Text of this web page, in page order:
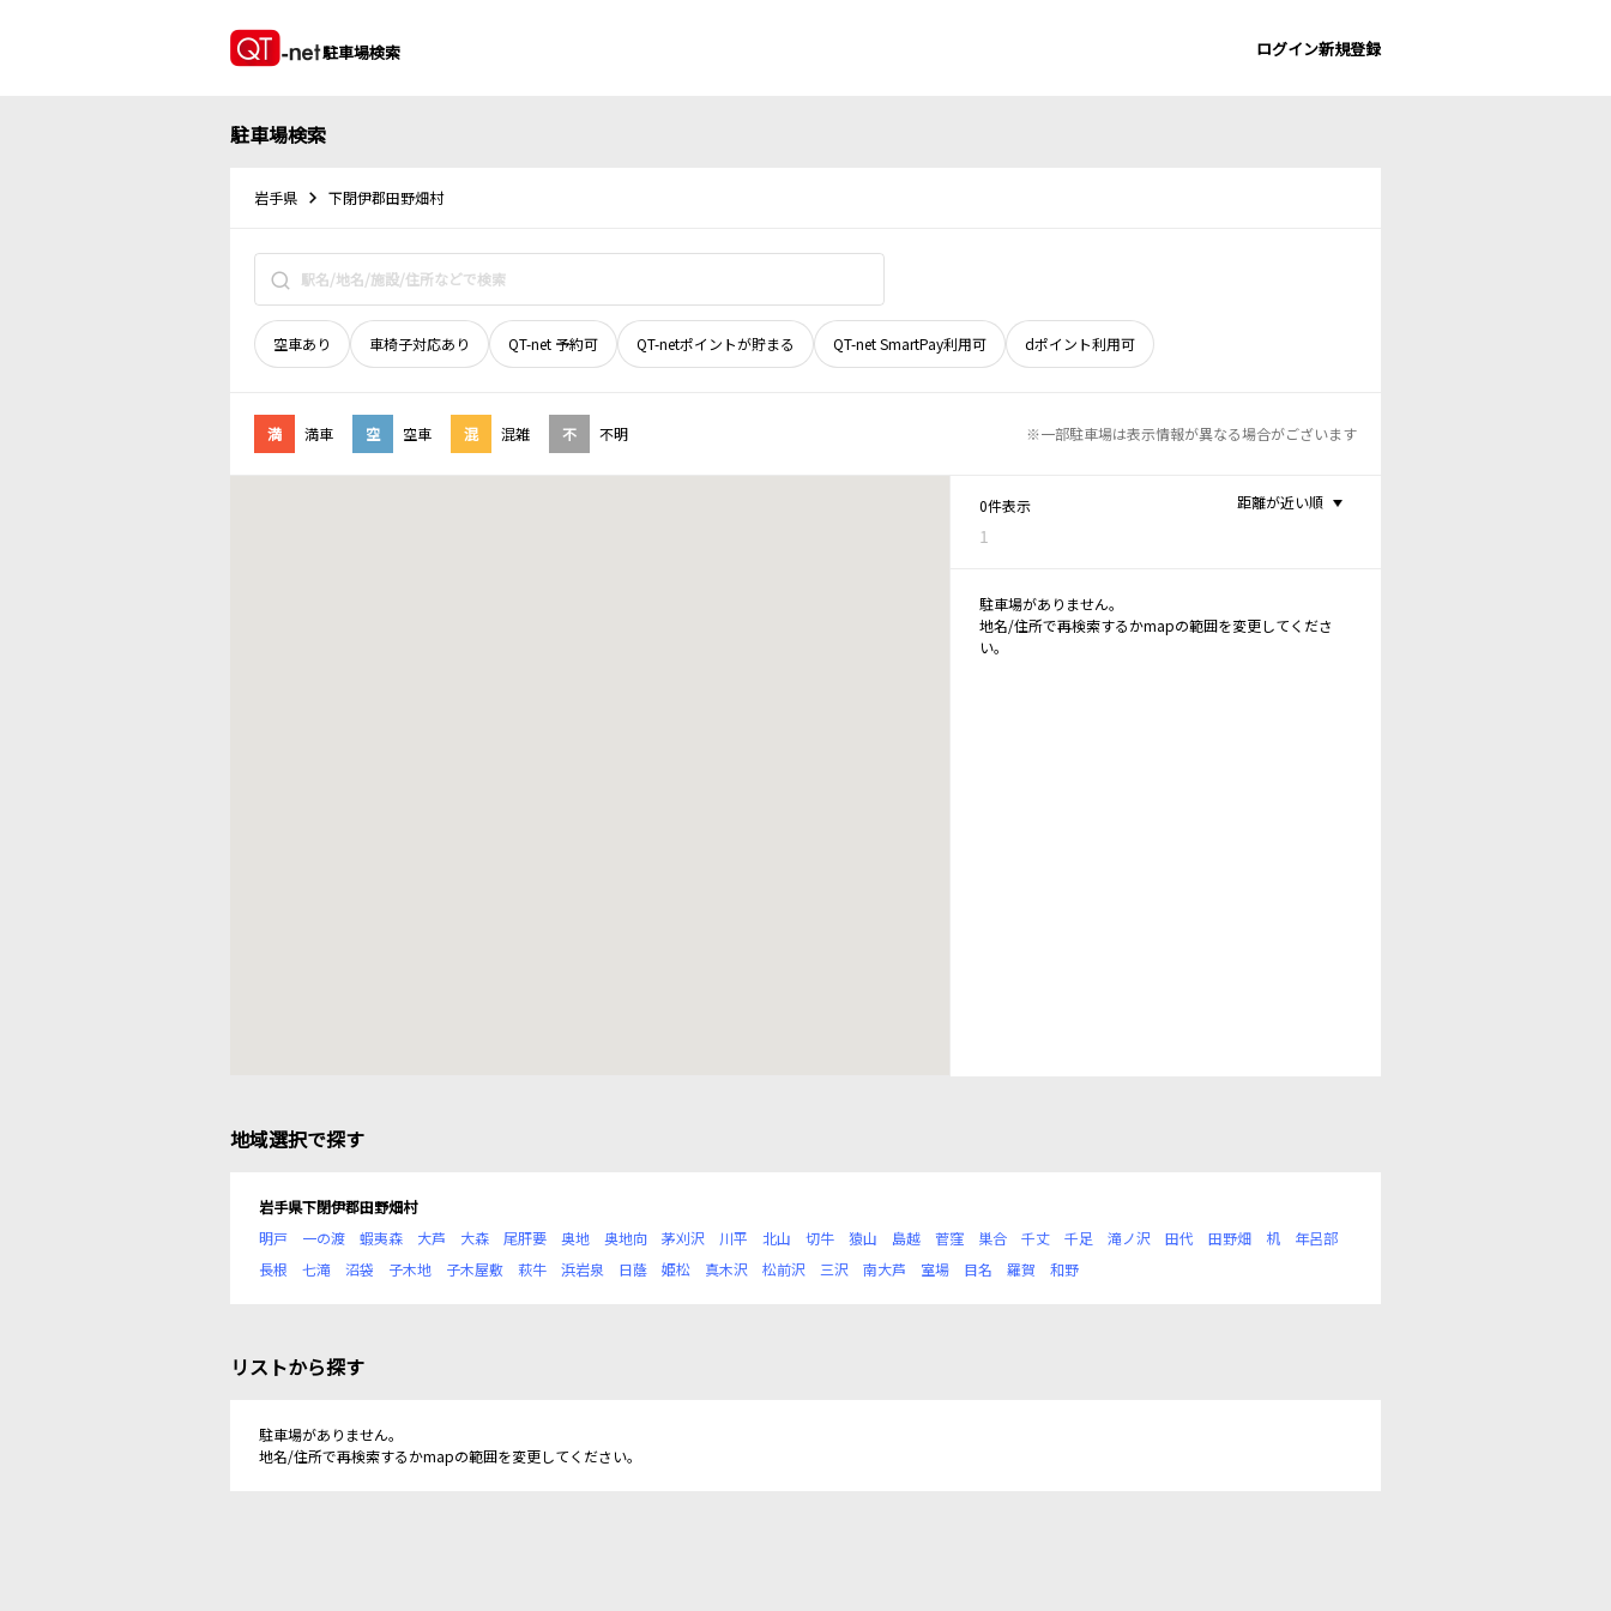
駐車場検索 ログイン新規登録
駐車場検索
岩手県 下閉伊郡田野畑村
空車あり 車椅子対応あり QT-net 予約可 QT-netポイントが貯まる QT-net SmartPay利用可 dポイント利用可
満 満車 空 空車 混 混雑 不 不明 ※一部駐車場は表示情報が異なる場合がございます
0件表示
1
距離が近い順
駐車場がありません。
地名/住所で再検索するかmapの範囲を変更してくださ
い。
地域選択で探す
岩手県下閉伊郡田野畑村
明戸
一の渡 蝦夷森 大芦 大森 尾肝要 奥地 奥地向 茅刈沢 川平 北山 切牛 猿山 島越 菅窪 巣合 千丈 千足 滝ノ沢 田代 田野畑 机
年呂部
長根
七滝 沼袋 子木地 子木屋敷 萩牛 浜岩泉 日蔭 姫松 真木沢 松前沢 三沢 南大芦 室場 目名 羅賀 和野
リストから探す
駐車場がありません。
地名/住所で再検索するかmapの範囲を変更してください。